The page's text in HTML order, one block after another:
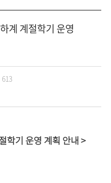
계 계절학기 운영
613
학기 운영 계획 안내 >